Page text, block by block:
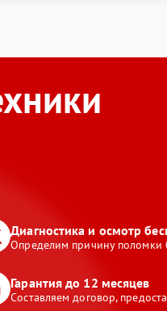
Диагностика и осмотр
Определим причину поломки
Гарантия до 12 месяцев
Составляем договор,